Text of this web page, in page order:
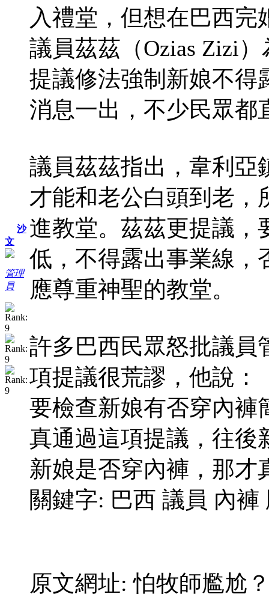
沙
文
管理
員
入禮堂，但想在巴西
議員茲茲（Ozias Zizi
提議修法強制新娘不得
消息一出，不少民眾都
議員茲茲指出，韋利亞
才能和老公白頭到老，
進教堂。茲茲更提議，
低，不得露出事業線，
應尊重神聖的教堂。
許多巴西民眾怒批議員
項提議很荒謬，他說：
要檢查新娘有否穿內褲
真通過這項提議，往後
新娘是否穿內褲，那才
關鍵字: 巴西 議員 內褲
原文網址: 怕牧師尷尬